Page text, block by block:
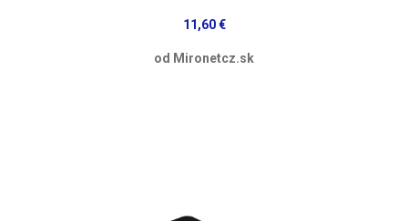
11,60 €
od Mironetcz.sk